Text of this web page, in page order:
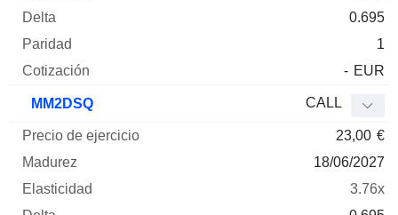
0.695
1
- EUR
MM2DSQ CALL
23,00 €
18/06/2027
3.76x